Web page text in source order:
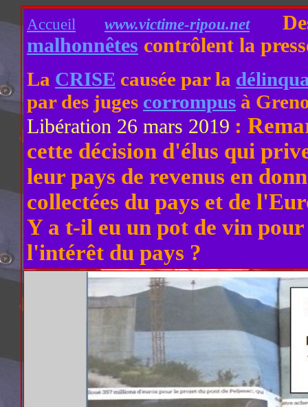
Accueil www.victime-ripou.net
malhonnêtes contrôlent la
La CRISE causée par la
par des juges corrompus à
Libération 26 mars 2019 :
cette décision d'élus qui
leur pays de revenus en
collectées du pays et de
Y a t-il eu un pot de vin
l'intérêt du pays ?